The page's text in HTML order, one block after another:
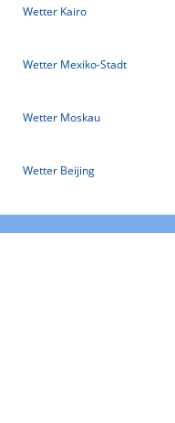
Wetter Kairo
Wetter Mexiko-Stadt
Wetter Moskau
Wetter Beijing